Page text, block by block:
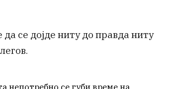
се дојде ниту до правда ниту